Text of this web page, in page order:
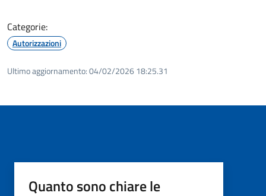
Categorie:
Autorizzazioni
Ultimo aggiornamento:04/02/2026 18:25.31
Quanto sono chiare le